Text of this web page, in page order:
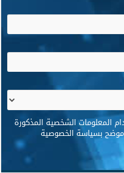
المعلومات الشخصية المذكورة
موضح بسياسة الخصوصية